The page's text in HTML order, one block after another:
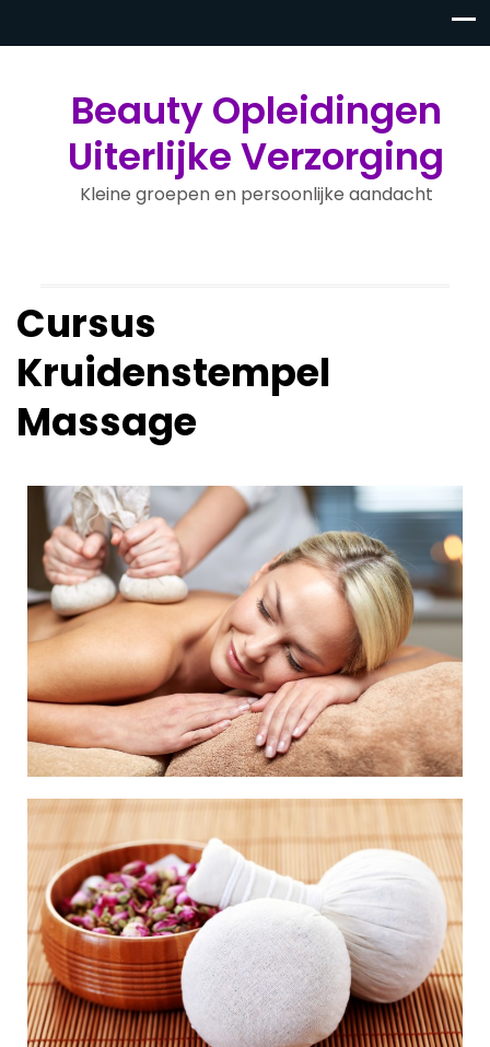
Beauty Opleidingen
Uiterlijke Verzorging
Kleine groepen en persoonlijke aandacht
Cursus
Kruidenstempel
Massage